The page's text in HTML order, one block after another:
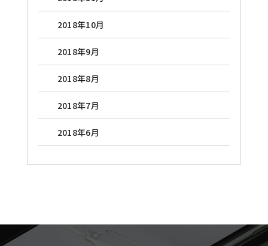
2018年10月
2018年9月
2018年8月
2018年7月
2018年6月